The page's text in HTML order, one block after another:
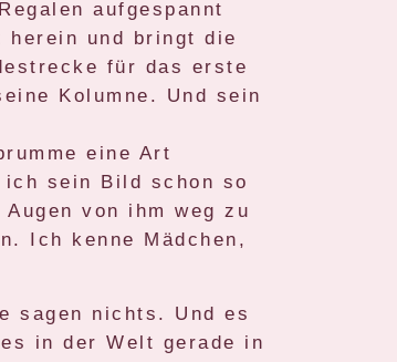
aufgespannt
und bringt die
für das erste
Kolumne. Und sein
eine Art
sein Bild schon so
von ihm weg zu
Ich kenne Mädchen,
sagen nichts. Und es
in der Welt gerade in